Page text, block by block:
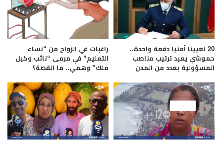
20 تعيينا أمنيا دفعة واحدة..
حموشي يعيد ترتيب مناصب
المسؤولية بعدد من المدن
راغبات في الزواج من “نساء
التعليم” في مرمى “نائب وكيل
ملك” وهمي.. ما القصة؟